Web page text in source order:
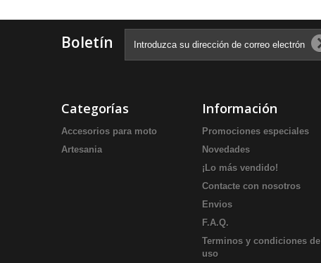
Boletín
Categorías
Accesorios para moto
Artesania
Información
Promociones especiales
Novedades
¡Lo más vendido!
Contacte con nosotros
Envios
F.A.Q.
Terminos y condiciones de
uso